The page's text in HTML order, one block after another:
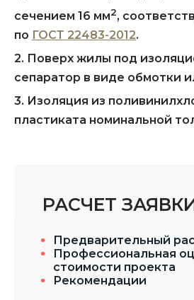
сечением 16 мм2,
по ГОСТ 22483-2012.
2. Поверх жилы под
сепаратор в виде обмотки
3. Изоляция из
пластиката номинальной
РАСЧЕТ
Предварительный
Профессиональная
стоимости проекта
Рекомендации